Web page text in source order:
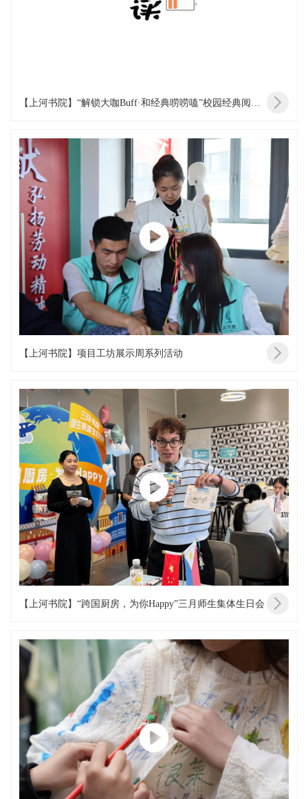
【上河书院】“解锁大咖Buff·和经典唠唠嗑”校园经典阅读写作工程
【上河书院】项目工坊展示周系列活动
【上河书院】“跨国厨房，为你Happy”三月师生集体生日会